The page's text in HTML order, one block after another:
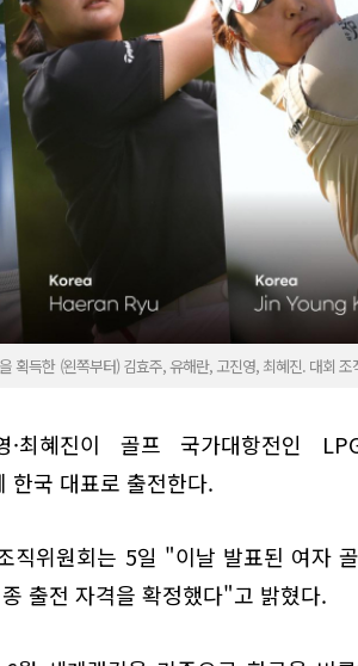
획득한 (왼쪽부터) 김효주, 유해란, 고진영, 최혜진. 대회 조
영·최혜진이 골프 국가대항전인
한국 대표로 출전한다.
직위원회는 5일 "이날 발표된 여자
출전 자격을 확정했다"고 밝혔다.